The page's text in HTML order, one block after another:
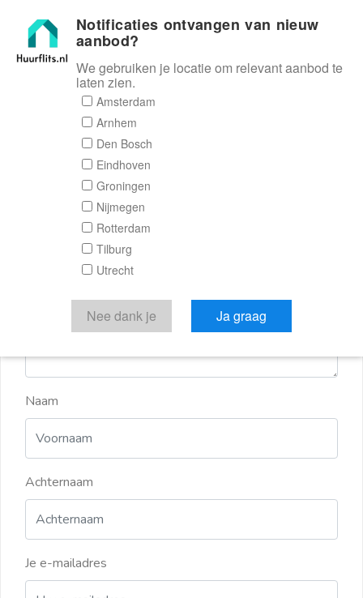
Huurflits
Reactieformulier
Huurflits
Verstuur je bericht
Door een bericht te sturen kom je in contact met de
aanbieder of makelaar van de woning.
Naam
Achternaam
Je e-mailadres
Notificaties ontvangen van nieuw
aanbod?
We gebruiken je locatie om relevant aanbod te
laten zien.
Amsterdam
Arnhem
Den Bosch
Eindhoven
Groningen
Nijmegen
Rotterdam
Tilburg
Utrecht
Nee dank je Ja graag